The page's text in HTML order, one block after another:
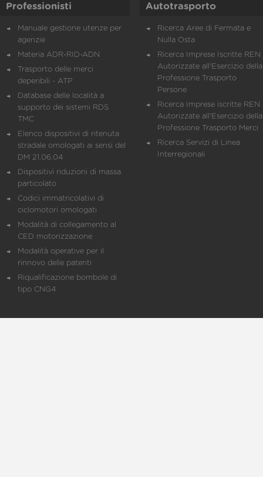
Professionisti
Manuale gestione utenze per
agenzie
Materia ADR-RID-ADN
Trasporto delle merci
deperibili - ATP
Database delle località a
supporto dei sistemi RDS
TMC
Elenco dispositivi di ritenuta
stradale omologati ai sensi del
DM 21.06.04
Dispositivi riduzioni di massa
particolato
Codici immatricolativi di
ciclomotori omologati
Modalità di collegamento al
CED motorizzazione
Modalità operative per il
rinnovo delle patenti
Riqualificazione bombole di
tipo CNG4
Autotrasporto
Ricerca Aree di Fermata e
Nulla Osta
Ricerca Imprese Iscritte REN
Autorizzate all'Esercizio della
Professione Trasporto
Persone
Ricerca Imprese iscritte REN
Autorizzate all'Esercizio della
Professione Trasporto Merci
Ricerca Servizi di Linea
Interregionali